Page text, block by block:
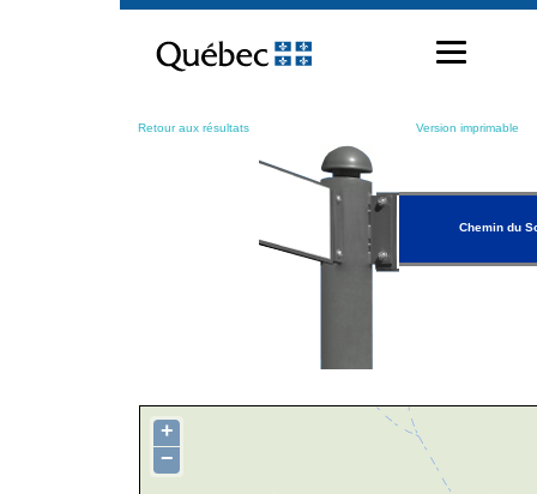
contenu
Retour aux résultats Version imprimable
Chemin du
+
−